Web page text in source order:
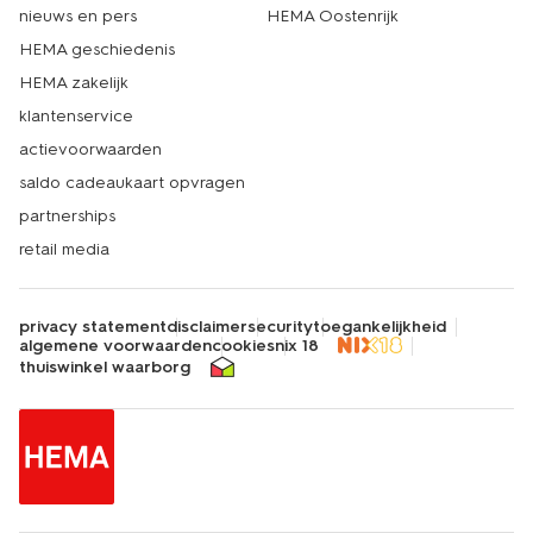
nieuws en pers
HEMA geschiedenis
HEMA zakelijk
klantenservice
actievoorwaarden
saldo cadeaukaart opvragen
partnerships
retail media
HEMA Oostenrijk
privacy statementdisclaimersecuritytoegankelijkheid
algemene voorwaardencookiesnix 18
thuiswinkel waarborg